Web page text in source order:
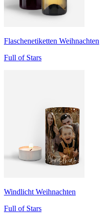
Flaschenetiketten Weihnachten
Full of Stars
Windlicht Weihnachten
Full of Stars